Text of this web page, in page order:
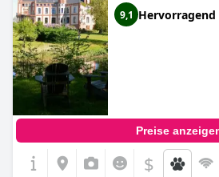
9,1 Hervorragend
Preise
$